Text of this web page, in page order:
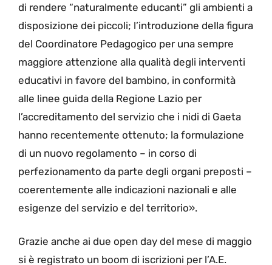
di rendere “naturalmente educanti” gli ambienti a
disposizione dei piccoli; l’introduzione della figura
del Coordinatore Pedagogico per una sempre
maggiore attenzione alla qualità degli interventi
educativi in favore del bambino, in conformità
alle linee guida della Regione Lazio per
l’accreditamento del servizio che i nidi di Gaeta
hanno recentemente ottenuto; la formulazione
di un nuovo regolamento – in corso di
perfezionamento da parte degli organi preposti –
coerentemente alle indicazioni nazionali e alle
esigenze del servizio e del territorio».
Grazie anche ai due open day del mese di maggio
si è registrato un boom di iscrizioni per l’A.E.